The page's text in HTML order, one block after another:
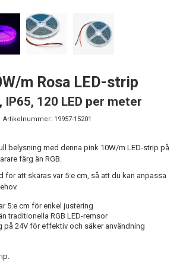
m Rosa LED-strip
IP65, 120 LED per meter
Artikelnummer: 19957-15201
belysning med denna pink 10W/m LED-strip på
färg än RGB.
för att skäras var 5:e cm, så att du kan anpassa
5:e cm för enkel justering
traditionella RGB LED-remsor
på 24V för effektiv och säker användning